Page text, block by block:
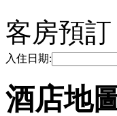
客房預訂
入住日期:
酒店地圖